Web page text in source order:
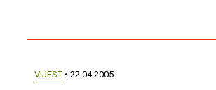
VIJEST• 22.04.2005.